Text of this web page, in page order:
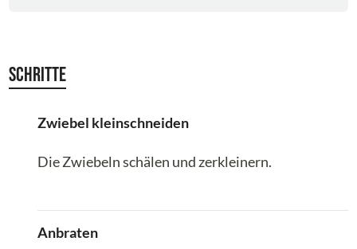
Schritte
Zwiebel kleinschneiden
Die Zwiebeln schälen und zerkleinern.
Anbraten